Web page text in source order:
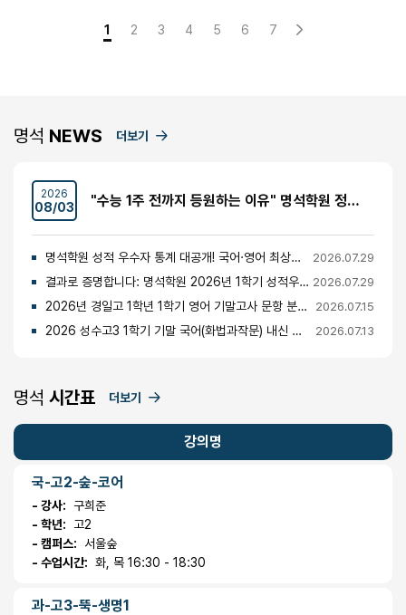
1 2 3 4 5 6 7
명석 NEWS 더보기
2026
08/03 "수능 1주 전까지 등원하는 이유" 명석학원 정시반 개강 안내 (성수고·경일고·무학여고·대광고 등)
명석학원 성적 우수자 통계 대공개! 국어·영어 최상위권의 비밀 2026.07.29
결과로 증명합니다: 명석학원 2026년 1학기 성적우수자 명단 공개 2026.07.29
2026년 경일고 1학년 1학기 영어 기말고사 문항 분석 및 총평 2026.07.15
2026 성수고3 1학기 기말 국어(화법과작문) 내신 분석 및 경향 2026.07.13
명석 시간표 더보기
강의명
국-고2-숲-코어
- 강사:
구희준
- 학년:
고2
- 캠퍼스:
서울숲
- 수업시간: 화, 목 16:30 - 18:30
과-고3-뚝-생명1